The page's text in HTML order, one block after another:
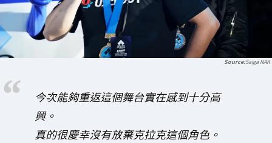
Saiga NAK
今次能夠重返這個舞台實在感到十分高
興。
真的很慶幸沒有放棄克拉克這個角色。